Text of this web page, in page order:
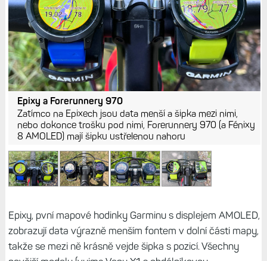
Epixy a Forerunnery 970
Zatímco na Epixech jsou data menší a šipka mezi nimi,
nebo dokonce trošku pod nimi, Forerunnery 970 (a Fénixy
8 AMOLED) mají šipku ustřelenou nahoru
Epixy, pvní mapové hodinky Garminu s displejem AMOLED,
zobrazují data výrazně menším fontem v dolní části mapy,
takže se mezi ně krásně vejde šipka s pozicí. Všechny